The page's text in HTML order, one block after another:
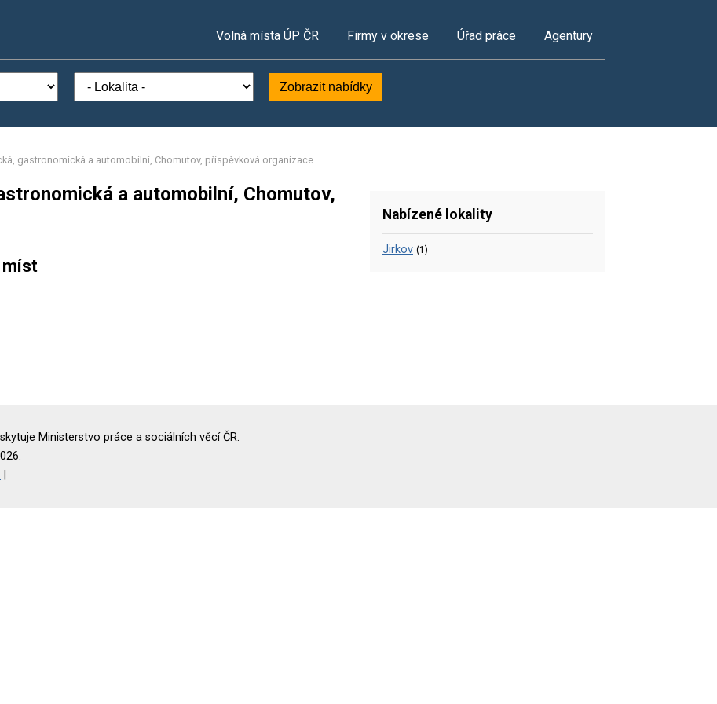
Volná místa ÚP ČR Firmy v okrese Úřad práce Agentury
Zobrazit nabídky
gastronomická a automobilní, Chomutov, příspěvková organizace
a automobilní, Chomutov,
míst
Nabízené lokality
Jirkov (1)
Ministerstvo práce a sociálních věcí ČR.